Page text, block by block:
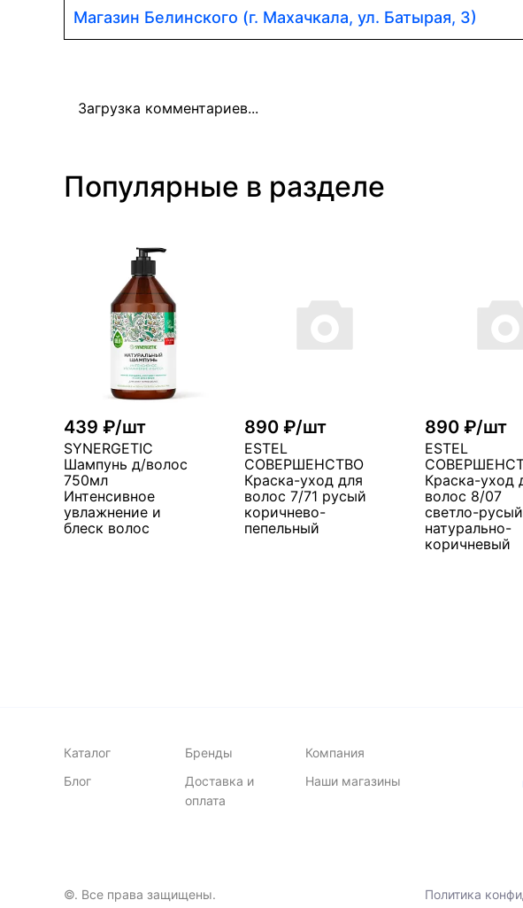
Магазин Белинского (г. Махачкала, ул. Батырая, 3)
Загрузка комментариев...
Популярные в разделе
439 ₽/шт
SYNERGETIC
Шампунь д/волос
750мл
Интенсивное
увлажнение и
блеск волос
890 ₽/шт
ESTEL
СОВЕРШЕНСТВО
Краска-уход для
волос 7/71 русый
коричнево-
пепельный
890 ₽/шт
ESTEL
Краска-уход
волос 8/07
светло-русый
натурально-
коричневый
Каталог
Блог
Бренды
Доставка и
оплата
Компания
Наши магазины
©. Все права защищены. Политика